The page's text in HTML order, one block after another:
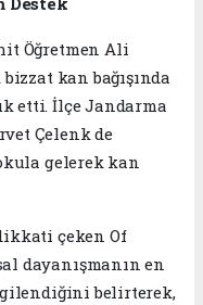
Öğretmen Ali
kan bağışında
etti. İlçe Jandarma
Çelenk de
gelerek kan
çeken Of
dayanışmanın en
belirterek,